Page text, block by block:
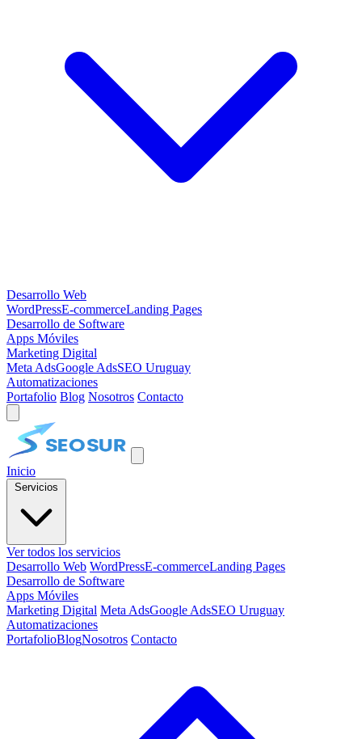
Desarrollo Web
WordPressE-commerceLanding Pages
Desarrollo de Software
Apps Móviles
Marketing Digital
Meta AdsGoogle AdsSEO Uruguay
Automatizaciones
Portafolio Blog Nosotros Contacto
Inicio
Ver todos los servicios
Desarrollo Web WordPressE-commerceLanding Pages
Desarrollo de Software
Apps Móviles
Marketing Digital Meta AdsGoogle AdsSEO Uruguay
Automatizaciones
PortafolioBlogNosotros Contacto